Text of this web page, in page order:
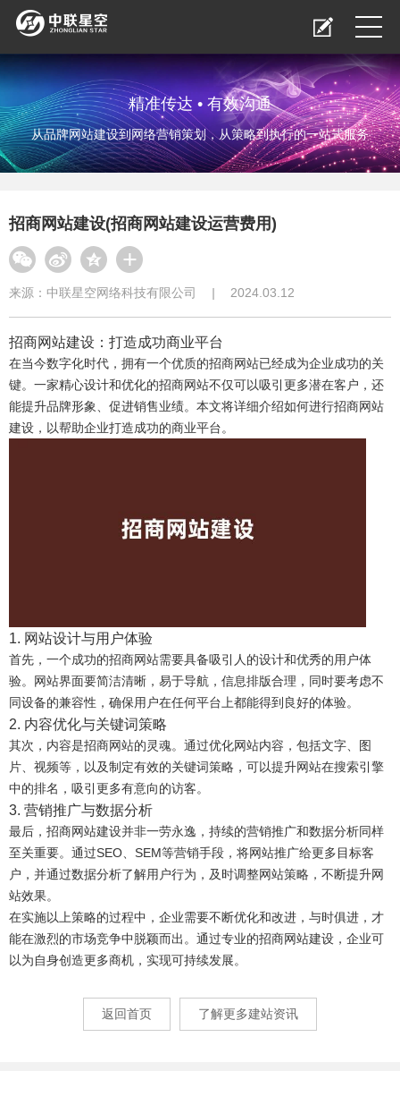
精准传达 • 有效沟通
从品牌网站建设到网络营销策划，从策略到执行的一站式服务
招商网站建设(招商网站建设运营费用)
来源： 中联星空网络科技有限公司 | 2024.03.12
招商网站建设：打造成功商业平台
在当今数字化时代，拥有一个优质的招商网站已经成为企业成功的关
键。一家精心设计和优化的招商网站不仅可以吸引更多潜在客户，还
能提升品牌形象、促进销售业绩。本文将详细介绍如何进行招商网站
建设，以帮助企业打造成功的商业平台。
1. 网站设计与用户体验
首先，一个成功的招商网站需要具备吸引人的设计和优秀的用户体
验。网站界面要简洁清晰，易于导航，信息排版合理，同时要考虑不
同设备的兼容性，确保用户在任何平台上都能得到良好的体验。
2. 内容优化与关键词策略
其次，内容是招商网站的灵魂。通过优化网站内容，包括文字、图
片、视频等，以及制定有效的关键词策略，可以提升网站在搜索引擎
中的排名，吸引更多有意向的访客。
3. 营销推广与数据分析
最后，招商网站建设并非一劳永逸，持续的营销推广和数据分析同样
至关重要。通过SEO、SEM等营销手段，将网站推广给更多目标客
户，并通过数据分析了解用户行为，及时调整网站策略，不断提升网
站效果。
在实施以上策略的过程中，企业需要不断优化和改进，与时俱进，才
能在激烈的市场竞争中脱颖而出。通过专业的招商网站建设，企业可
以为自身创造更多商机，实现可持续发展。
返回首页 了解更多建站资讯